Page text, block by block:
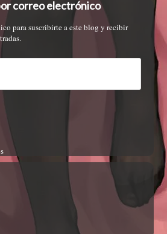
correo electrónico
para suscribirte a este blog y recibir